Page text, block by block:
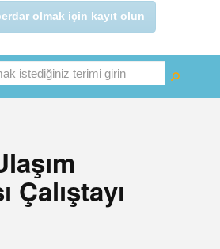
olmak için kayıt olun
Ara
Çalıştayı